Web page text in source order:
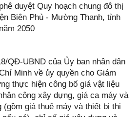
duyệt Quy hoạch chung đô thị
Biên Phủ - Mường Thanh, tỉnh
2050
QĐ-UBND của Ủy ban nhân dân
Minh về ủy quyền cho Giám
thực hiện công bố giá vật liệu
công xây dựng, giá ca máy và
(gồm giá thuê máy và thiết bị thi